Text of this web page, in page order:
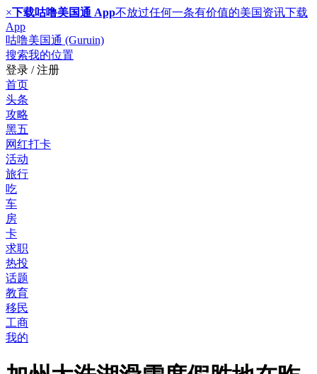
×下载咕噜美国通 App不放过任何一条有价值的美国资讯下载
App
咕噜美国通 (Guruin)
搜索我的位置
登录 / 注册
首页
头条
攻略
黑五
网红打卡
活动
旅行
吃
车
房
卡
求职
热投
话题
教育
移民
工商
我的